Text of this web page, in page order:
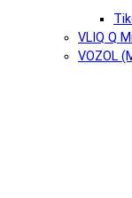
VLIQ Q
VOZOL